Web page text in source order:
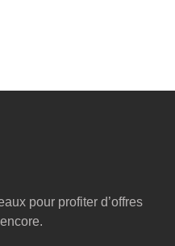
pour profiter d’offres